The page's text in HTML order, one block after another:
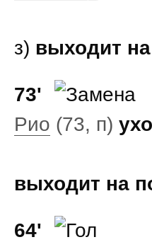
з) выходит
73'
Рио (73, п)
выходит на
64'